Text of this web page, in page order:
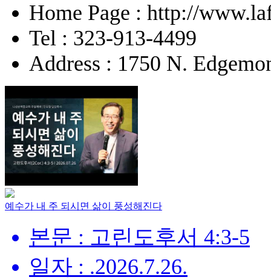
Home Page : http://
Tel : 323-913-4499
Address : 1750 N.
예수가 내 주 되시면 삶이 풍성해진다
본문 : 고린도후서 4:3-5
일자 : .2026.7.26.